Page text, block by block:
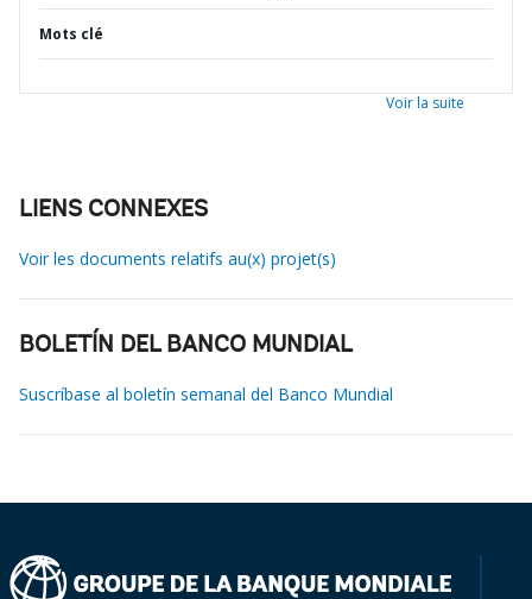
Mots clé
Voir la suite
LIENS CONNEXES
Voir les documents relatifs au(x) projet(s)
BOLETÍN DEL BANCO MUNDIAL
Suscríbase al boletín semanal del Banco Mundial